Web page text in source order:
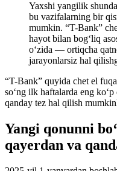
Yaxshi yangilik
bu vazifalarning bir
mumkin. “T-Bank”
hayot bilan bog‘liq
o‘zida — ortiqcha
jarayonlarsiz hal
“T-Bank” quyida chet el
so‘ng ilk haftalarda eng
qanday tez hal qilish
Yangi qonunni
qayerdan va